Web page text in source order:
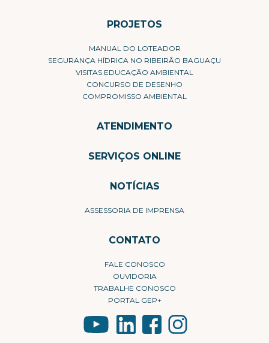
PROJETOS
MANUAL DO LOTEADOR
SEGURANÇA HÍDRICA NO RIBEIRÃO BAGUAÇU
VISITAS EDUCAÇÃO AMBIENTAL
CONCURSO DE DESENHO
COMPROMISSO AMBIENTAL
ATENDIMENTO
SERVIÇOS ONLINE
NOTÍCIAS
ASSESSORIA DE IMPRENSA
CONTATO
FALE CONOSCO
OUVIDORIA
TRABALHE CONOSCO
PORTAL GEP+